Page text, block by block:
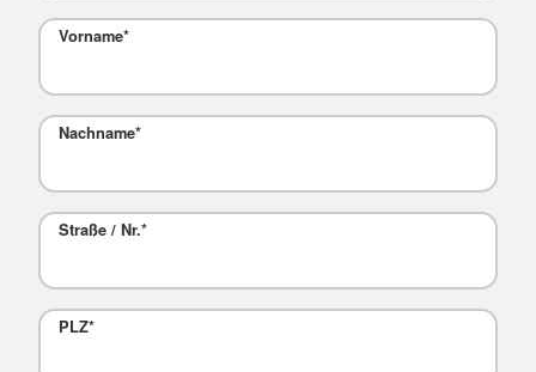
Vorname*
Nachname*
Straße / Nr.*
PLZ*